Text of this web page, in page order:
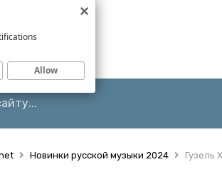
Новинки русской музыки 2024 Гузель
Allow